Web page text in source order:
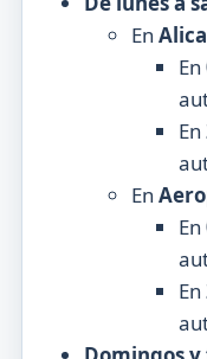
En
En
En
En
En
En